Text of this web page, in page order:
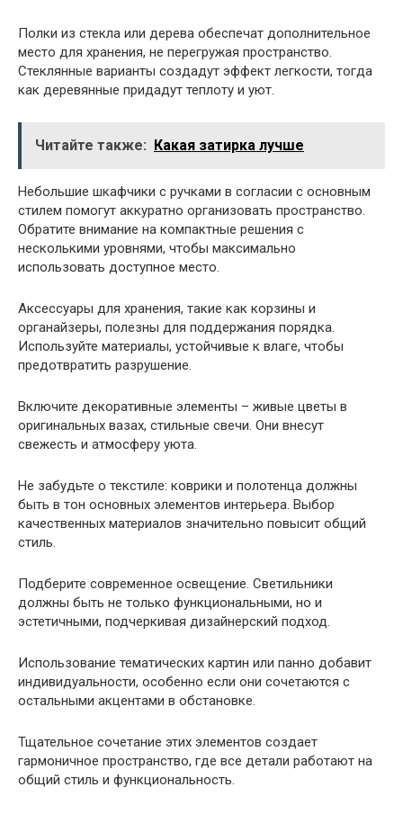
Полки из стекла или дерева обеспечат дополнительное
место для хранения, не перегружая пространство.
Стеклянные варианты создадут эффект легкости, тогда
как деревянные придадут теплоту и уют.
Читайте также: Какая затирка лучше
Небольшие шкафчики с ручками в согласии с основным
стилем помогут аккуратно организовать пространство.
Обратите внимание на компактные решения с
несколькими уровнями, чтобы максимально
использовать доступное место.
Аксессуары для хранения, такие как корзины и
органайзеры, полезны для поддержания порядка.
Используйте материалы, устойчивые к влаге, чтобы
предотвратить разрушение.
Включите декоративные элементы – живые цветы в
оригинальных вазах, стильные свечи. Они внесут
свежесть и атмосферу уюта.
Не забудьте о текстиле: коврики и полотенца должны
быть в тон основных элементов интерьера. Выбор
качественных материалов значительно повысит общий
стиль.
Подберите современное освещение. Светильники
должны быть не только функциональными, но и
эстетичными, подчеркивая дизайнерский подход.
Использование тематических картин или панно добавит
индивидуальности, особенно если они сочетаются с
остальными акцентами в обстановке.
Тщательное сочетание этих элементов создает
гармоничное пространство, где все детали работают на
общий стиль и функциональность.